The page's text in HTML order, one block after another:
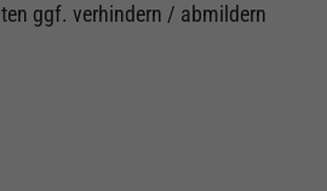
ggf. ­verhindern / abmildern